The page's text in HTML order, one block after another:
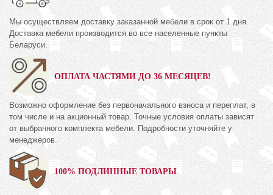
Мы осуществляем доставку заказанной мебели в срок от 1 дня.
Доставка мебели производится во все населенные пункты
Беларуси.
ОПЛАТА ЧАСТЯМИ ДО 36 МЕСЯЦЕВ!
Возможно оформление без первоначального взноса и переплат, в
том числе и на акционный товар. Точные условия оплаты зависят
от выбранного комплекта мебели. Подробности уточняйте у
менеджеров.
100% ПОДЛИННЫЕ ТОВАРЫ